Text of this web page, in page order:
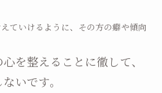
ていけるように、その方の癖や傾向
を整えることに徹して、
いです。